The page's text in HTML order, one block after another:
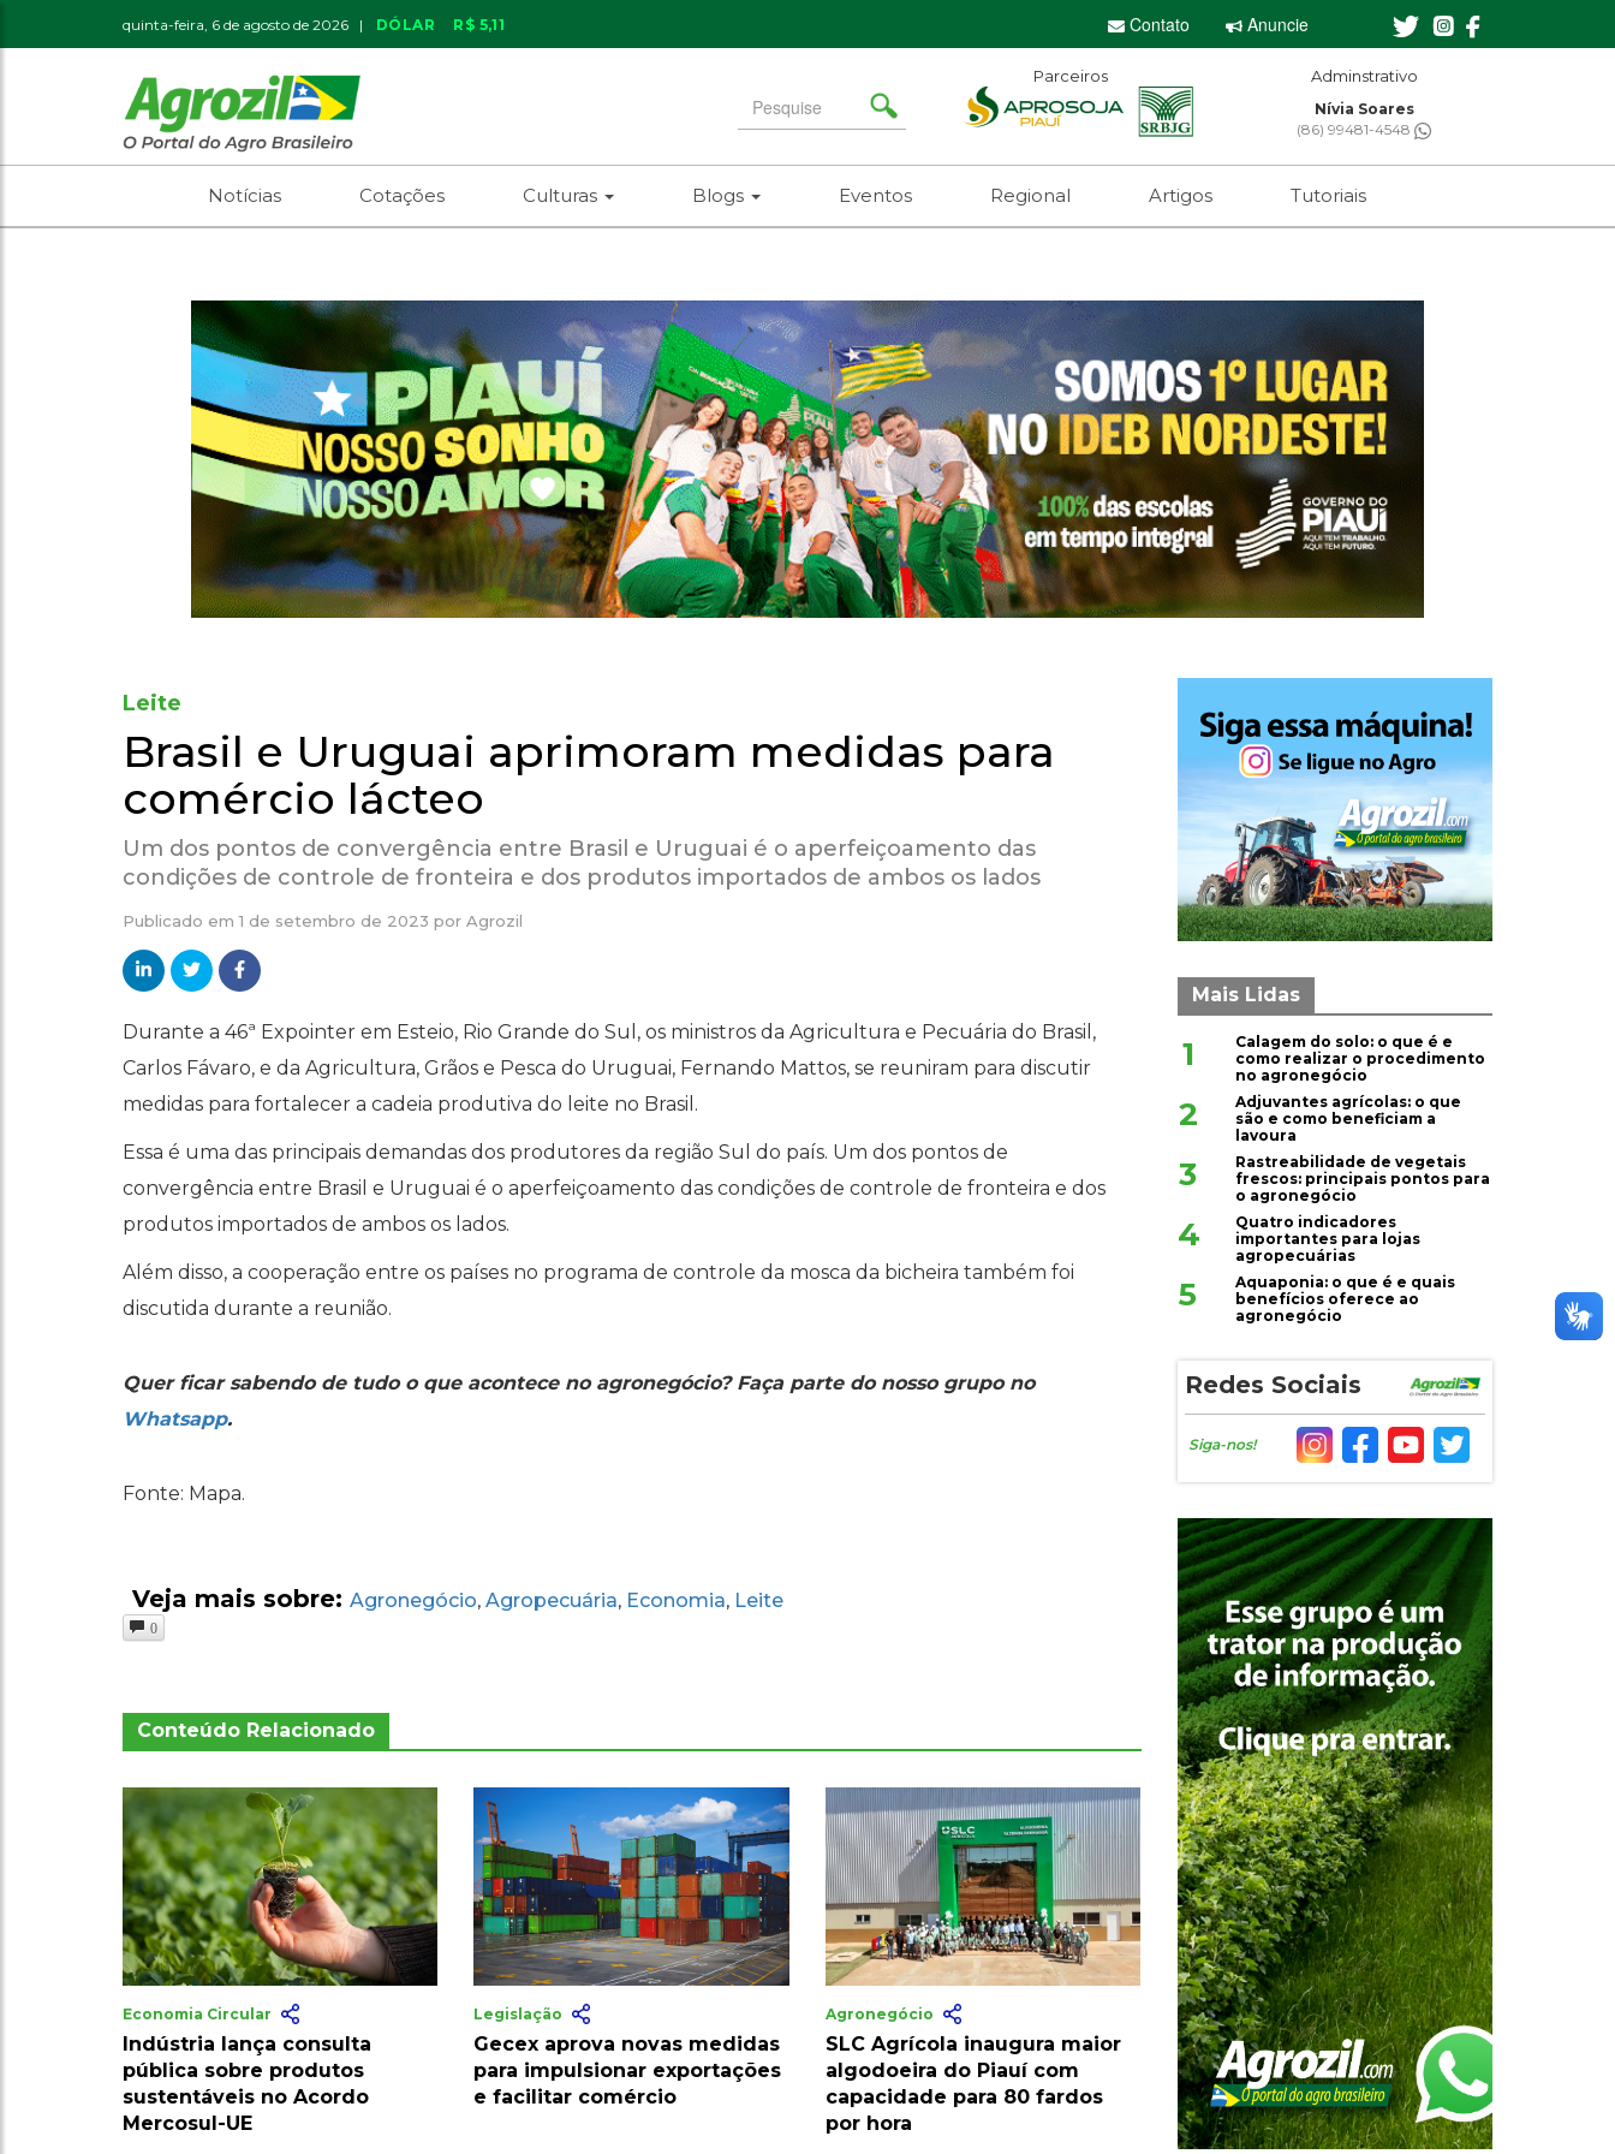
quinta-feira, 6 de agosto de 2026 | DÓLAR R$ 5,11 Contato Anuncie
Search
for
Parceiros Adminstrativo
Nívia Soares
(86) 99481-4548
Notícias Cotações Culturas Blogs Eventos Regional Artigos Tutoriais
Leite
Brasil e Uruguai aprimoram medidas para
comércio lácteo
Um dos pontos de convergência entre Brasil e Uruguai é o aperfeiçoamento das
condições de controle de fronteira e dos produtos importados de ambos os lados
Publicado em1 de setembro de 2023 por Agrozil
Durante a 46ª Expointer em Esteio, Rio Grande do Sul, os ministros da Agricultura e Pecuária do Brasil,
Carlos Fávaro, e da Agricultura, Grãos e Pesca do Uruguai, Fernando Mattos, se reuniram para discutir
medidas para fortalecer a cadeia produtiva do leite no Brasil.
Essa é uma das principais demandas dos produtores da região Sul do país. Um dos pontos de
convergência entre Brasil e Uruguai é o aperfeiçoamento das condições de controle de fronteira e dos
produtos importados de ambos os lados.
Além disso, a cooperação entre os países no programa de controle da mosca da bicheira também foi
discutida durante a reunião.
Quer ficar sabendo de tudo o que acontece no agronegócio? Faça parte do nosso grupo no
Whatsapp.
Fonte: Mapa.
Veja mais sobre: Agronegócio, Agropecuária, Economia, Leite
0
Conteúdo Relacionado
Economia Circular
Indústria lança consulta
pública sobre produtos
sustentáveis no Acordo
Mercosul-UE
Legislação
Gecex aprova novas medidas
para impulsionar exportações
e facilitar comércio
Agronegócio
SLC Agrícola inaugura maior
algodoeira do Piauí com
capacidade para 80 fardos
por hora
Mais Lidas
1
Calagem do solo: o que é e
como realizar o procedimento
no agronegócio
2
Adjuvantes agrícolas: o que
são e como beneficiam a
lavoura
3
Rastreabilidade de vegetais
frescos: principais pontos para
o agronegócio
4
Quatro indicadores
importantes para lojas
agropecuárias
5
Aquaponia: o que é e quais
benefícios oferece ao
agronegócio
Redes Sociais
Siga-nos!